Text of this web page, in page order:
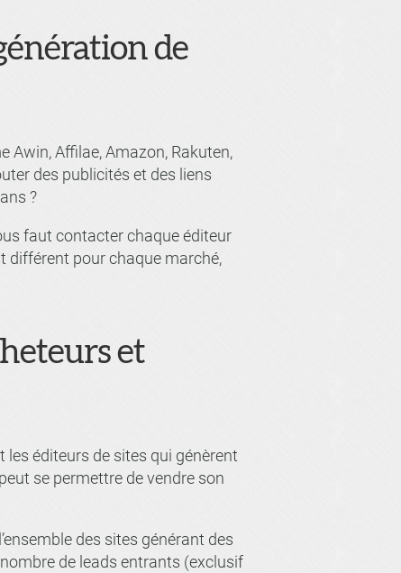
de
Awin, Affilae, Amazon, Rakuten,
des publicités et des liens
?
faut contacter chaque éditeur
différent pour chaque marché,
et
éditeurs de sites qui génèrent
se permettre de vendre son
des sites générant des
de leads entrants (exclusif